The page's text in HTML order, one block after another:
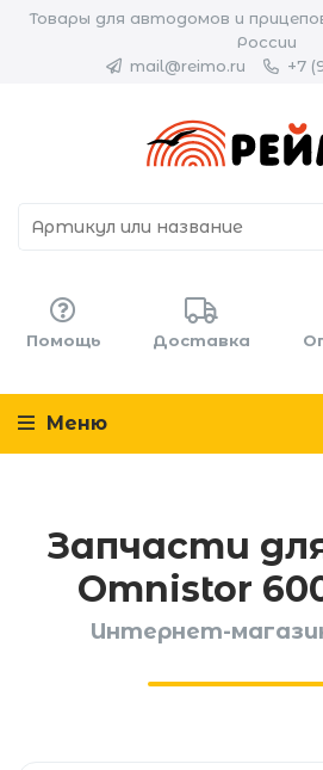
Товары для автодомов и
России
mail@reimo.ru
+7
Помощь Доставка
Меню
Запчасти
Omnistor
Интернет-